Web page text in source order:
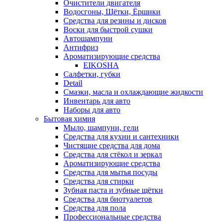
Очистители двигателя
Водосгоны, Щётки, Ёршики
Средства для резины и дисков
Воски для быстрой сушки
Автошампуни
Антифриз
Ароматизирующие средства
EIKOSHA
Салфетки, губки
Detail
Смазки, масла и охлаждающие жидкости
Инвентарь для авто
Наборы для авто
Бытовая химия
Мыло, шампуни, гели
Средства для кухни и сантехники
Чистящие средства для дома
Средства для стёкол и зеркал
Ароматизирующие средства
Средства для мытья посуды
Средства для стирки
Зубная паста и зубные щётки
Средства для биотуалетов
Средства для пола
Профессиональные средства